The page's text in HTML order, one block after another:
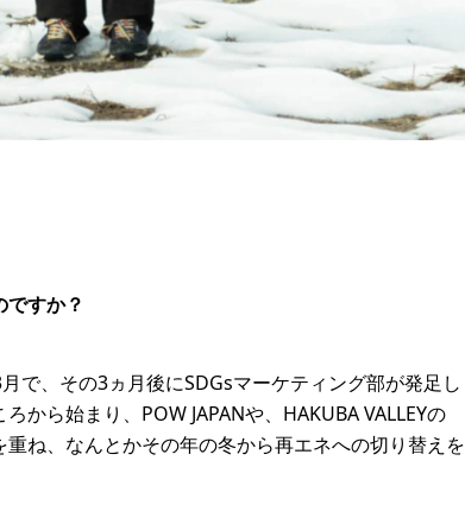
すか？
で、その3ヵ月後にSDGsマーケティング部が発足し
から始まり、POW JAPANや、HAKUBA VALLEYの
ね、なんとかその年の冬から再エネへの切り替えを